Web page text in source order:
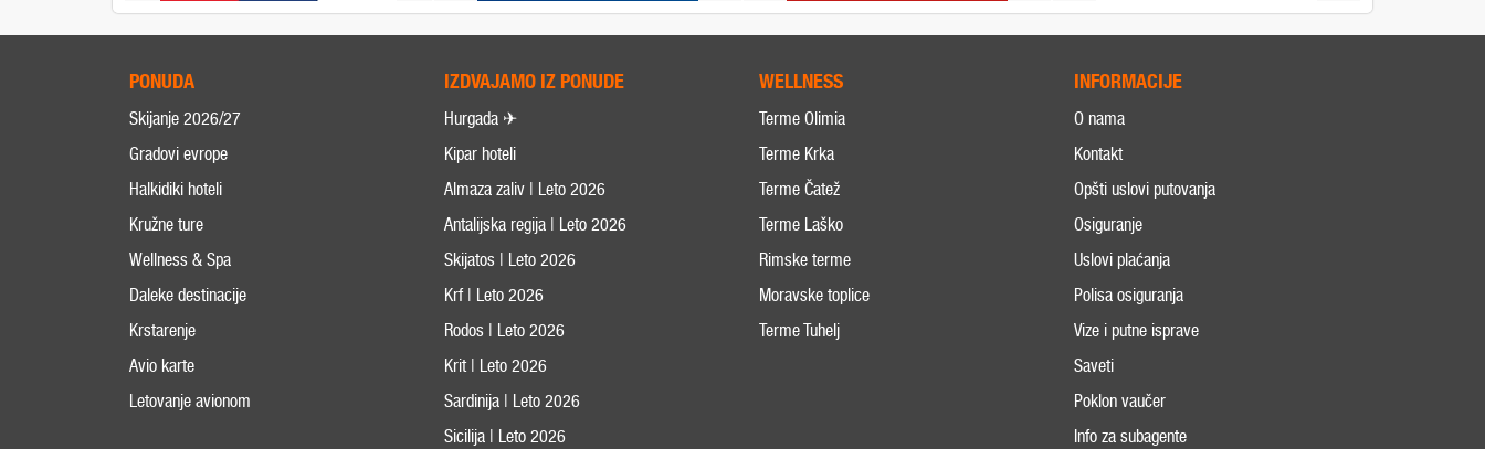
PONUDA
Skijanje 2026/27
Gradovi evrope
Halkidiki hoteli
Kružne ture
Wellness & Spa
Daleke destinacije
Krstarenje
Avio karte
Letovanje avionom
IZDVAJAMO IZ PONUDE
Hurgada ✈
Kipar hoteli
Almaza zaliv | Leto 2026
Antalijska regija | Leto 2026
Skijatos | Leto 2026
Krf | Leto 2026
Rodos | Leto 2026
Krit | Leto 2026
Sardinija | Leto 2026
Sicilija | Leto 2026
WELLNESS
Terme Olimia
Terme Krka
Terme Čatež
Terme Laško
Rimske terme
Moravske toplice
Terme Tuhelj
INFORMACIJE
O nama
Kontakt
Opšti uslovi putovanja
Osiguranje
Uslovi plaćanja
Polisa osiguranja
Vize i putne isprave
Saveti
Poklon vaučer
Info za subagente